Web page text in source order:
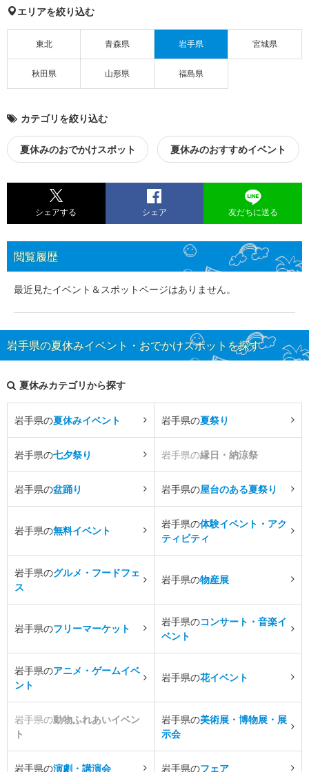
エリアを絞り込む
東北 青森県 岩手県 宮城県
秋田県 山形県 福島県
カテゴリを絞り込む
夏休みのおでかけスポット 夏休みのおすすめイベント
シェアする シェア 友だちに送る
閲覧履歴
最近見たイベント＆スポットページはありません。
岩手県の夏休みイベント・おでかけスポットを探す
夏休みカテゴリから探す
岩手県の夏休みイベント 岩手県の夏祭り
岩手県の七夕祭り 岩手県の縁日・納涼祭
岩手県の盆踊り 岩手県の屋台のある夏祭り
岩手県の無料イベント
岩手県の体験イベント・アク
ティビティ
岩手県のグルメ・フードフェ
ス
岩手県の物産展
岩手県のフリーマーケット
岩手県のコンサート・音楽イ
ベント
岩手県のアニメ・ゲームイベ
ント
岩手県の花イベント
岩手県の動物ふれあいイベン
ト
岩手県の美術展・博物展・展
示会
岩手県の演劇・講演会 岩手県のフェア